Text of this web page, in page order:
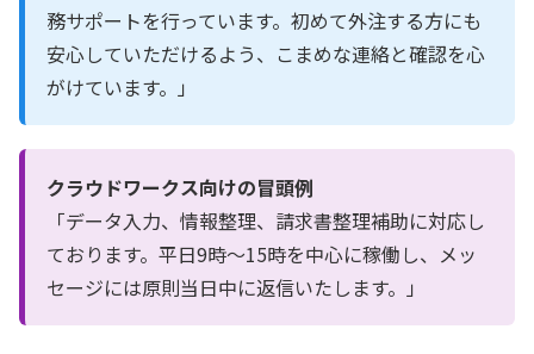
務サポートを行っています。初めて外注する方にも
安心していただけるよう、こまめな連絡と確認を心
がけています。」
クラウドワークス向けの冒頭例
「データ入力、情報整理、請求書整理補助に対応し
ております。平日9時〜15時を中心に稼働し、メッ
セージには原則当日中に返信いたします。」